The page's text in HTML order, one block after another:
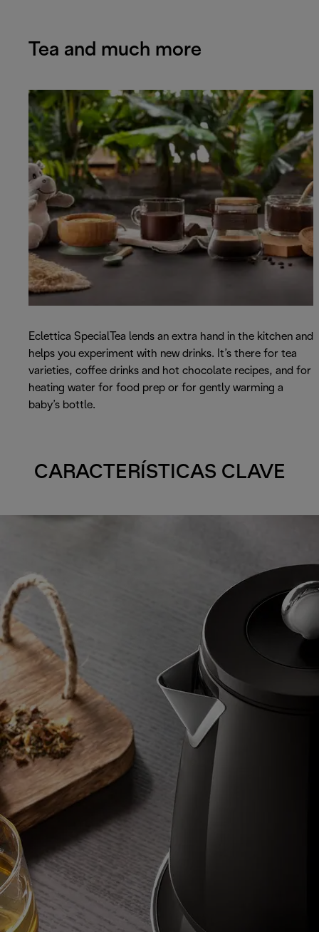
Tea and much more
Eclettica SpecialTea lends an extra hand in the kitchen and
helps you experiment with new drinks. It’s there for tea
varieties, coffee drinks and hot chocolate recipes, and for
heating water for food prep or for gently warming a
baby’s bottle.
CARACTERÍSTICAS CLAVE